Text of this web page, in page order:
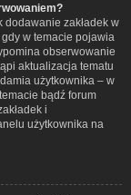
dodawanie zakładek w
w temacie pojawia
obserwowanie
aktualizacja tematu
użytkownika – w
bądź forum
i
użytkownika na